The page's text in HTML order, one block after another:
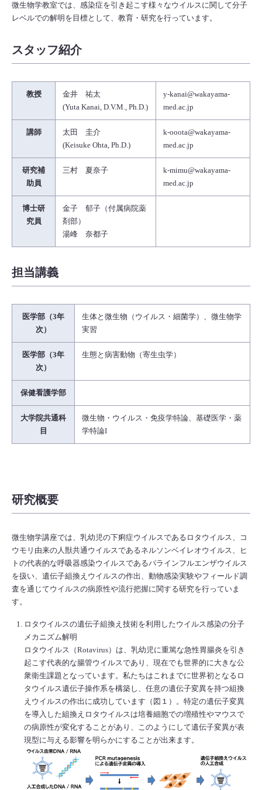
微生物学教室では、感染症を引き起こす様々なウイルスに関して分子
レベルでの解明を目標として、教育・研究を行っています。
スタッフ紹介
教授
金井 祐太
(Yuta Kanai, D.V.M., Ph.D.)
y-kanai@wakayama-
med.ac.jp
講師
太田 圭介
(Keisuke Ohta, Ph.D.)
k-ooota@wakayama-
med.ac.jp
研究補
助員
三村 夏奈子
k-mimu@wakayama-
med.ac.jp
博士研
究員
金子 郁子（付属病院薬
剤部）
湯峰 奈都子
担当講義
医学部（3年
次）
生体と微生物（ウイルス・細菌学）、微生物学
実習
医学部（3年
次）
生態と病害動物（寄生虫学）
保健看護学部
大学院共通科
目
微生物・ウイルス・免疫学特論、基礎医学・薬
学特論I
研究概要
微生物学講座では、乳幼児の下痢症ウイルスであるロタウイルス、コ
ウモリ由来の人獣共通ウイルスであるネルソンベイレオウイルス、ヒ
トの代表的な呼吸器感染ウイルスであるパラインフルエンザウイルス
を扱い、遺伝子組換えウイルスの作出、動物感染実験やフィールド調
査を通じてウイルスの病原性や流行把握に関する研究を行っていま
す。
ロタウイルスの遺伝子組換え技術を利用したウイルス感染の分子
メカニズム解明
ロタウイルス（Rotavirus）は、乳幼児に重篤な急性胃腸炎を引き
起こす代表的な腸管ウイルスであり、現在でも世界的に大きな公
衆衛生課題となっています。私たちはこれまでに世界初となるロ
タウイルス遺伝子操作系を構築し、任意の遺伝子変異を持つ組換
えウイルスの作出に成功しています（図１）。特定の遺伝子変異
を導入した組換えロタウイルスは培養細胞での増殖性やマウスで
の病原性が変化することがあり、このようにして遺伝子変異が表
現型に与える影響を明らかにすることが出来ます。